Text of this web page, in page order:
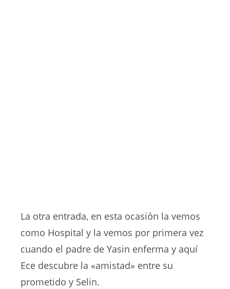
La otra entrada, en esta ocasión la vemos
como Hospital y la vemos por primera vez
cuando el padre de Yasin enferma y aquí
Ece descubre la «amistad» entre su
prometido y Selin.